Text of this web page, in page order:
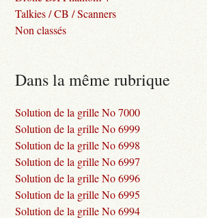
Talkies / CB / Scanners
Non classés
Dans la même rubrique
Solution de la grille No 7000
Solution de la grille No 6999
Solution de la grille No 6998
Solution de la grille No 6997
Solution de la grille No 6996
Solution de la grille No 6995
Solution de la grille No 6994